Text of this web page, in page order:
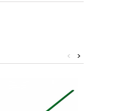
>
<